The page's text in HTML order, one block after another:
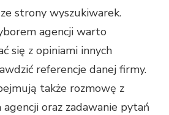
strony wyszukiwarek.
agencji warto
się z opiniami innych
referencje danej firmy.
także rozmowę z
oraz zadawanie pytań